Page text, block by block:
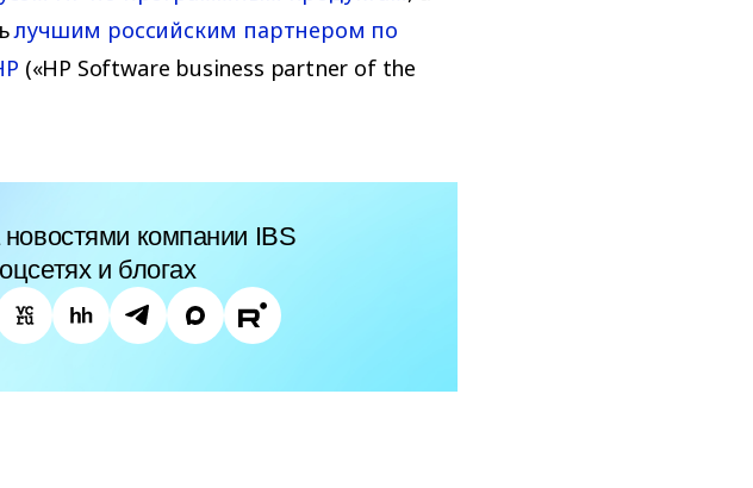
лучшим российским партнером по
(«HP Software business partner of the
компании IBS
и блогах